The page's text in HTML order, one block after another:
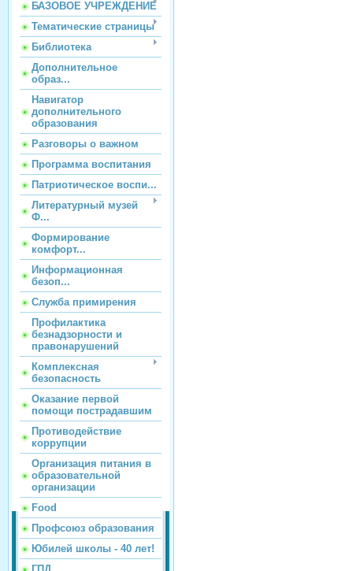
БАЗОВОЕ УЧРЕЖДЕНИЕ
Тематические страницы
Библиотека
Дополнительное
образ...
Навигатор
дополнительного
образования
Разговоры о важном
Программа воспитания
Патриотическое воспи...
Литературный музей
Ф...
Формирование
комфорт...
Информационная
безоп...
Служба примирения
Профилактика
безнадзорности и
правонарушений
Комплексная
безопасность
Оказание первой
помощи пострадавшим
Противодействие
коррупции
Организация питания в
образовательной
организации
Food
Профсоюз образования
Юбилей школы - 40 лет!